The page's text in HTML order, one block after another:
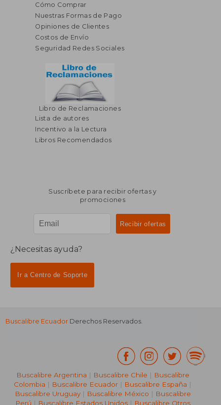
Cómo Comprar
Nuestras Formas de Pago
Opiniones de Clientes
Costos de Envío
Seguridad Redes Sociales
Libro de Reclamaciones
Lista de autores
Incentivo a la Lectura
Libros Recomendados
Suscríbete para recibir ofertas y
promociones
¿Necesitas ayuda?
Ir a Centro de Soporte
Buscalibre Ecuador Derechos Reservados.
Buscalibre Argentina | Buscalibre Chile | Buscalibre
Colombia | Buscalibre Ecuador | Buscalibre España |
Buscalibre Uruguay| Buscalibre México | Buscalibre
Perú | Buscalibre Estados Unidos| Buscalibre Otros